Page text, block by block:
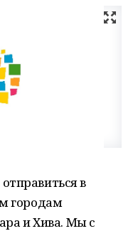
в
городам
и Хива. Мы с